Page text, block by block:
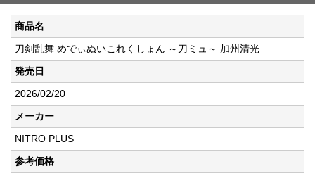
商品名
刀剣乱舞 めでぃぬいこれくしょん ～刀ミュ～ 加州清光
発売日
2026/02/20
メーカー
NITRO PLUS
参考価格